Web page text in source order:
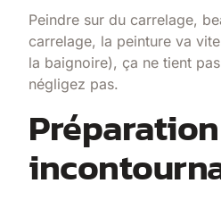
Peindre sur du carrelage,
carrelage, la peinture va
la baignoire), ça ne tient
négligez pas.